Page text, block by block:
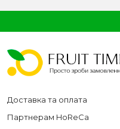
Доставка та оплата
Партнерам HoReCa